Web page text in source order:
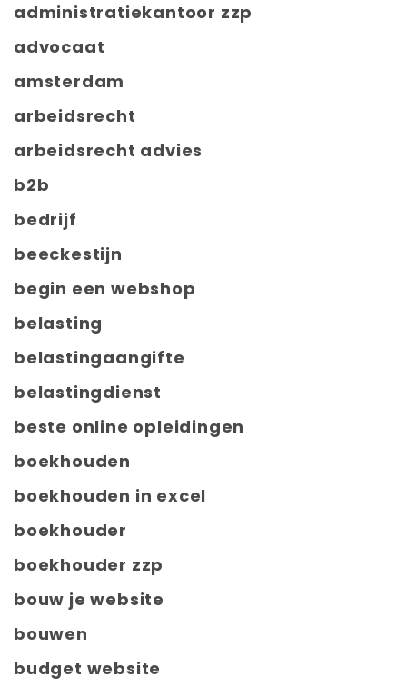
administratiekantoor zzp
advocaat
amsterdam
arbeidsrecht
arbeidsrecht advies
b2b
bedrijf
beeckestijn
begin een webshop
belasting
belastingaangifte
belastingdienst
beste online opleidingen
boekhouden
boekhouden in excel
boekhouder
boekhouder zzp
bouw je website
bouwen
budget website